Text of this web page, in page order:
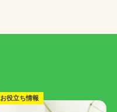
お役立ち情報